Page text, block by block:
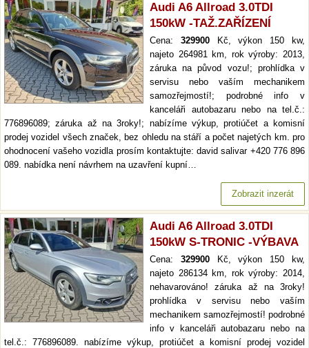
Audi A6 Allroad 3.0TDI
150kW -TAŽ.ZAŘÍZENÍ
Cena: 329900Kč, výkon 150 kw,
najeto 264981 km, rok výroby: 2013,
záruka na původ vozu!; prohlídka v
servisu nebo vaším mechanikem
samozřejmostí!; podrobné info v
kanceláři autobazaru nebo na tel.č.:
776896089; záruka až na 3roky!; nabízíme výkup, protiúčet a komisní
prodej vozidel všech značek, bez ohledu na stáří a počet najetých km. pro
ohodnocení vašeho vozidla prosím kontaktujte: david salivar +420 776 896
089. nabídka není návrhem na uzavření kupní…
Zobrazit inzerát
Audi A6 Allroad 3.0TDI
150kW S-TRONIC -VÝBAVA
Cena: 329900Kč, výkon 150 kw,
najeto 286134 km, rok výroby: 2014,
nehavarováno! záruka až na 3roky!
prohlídka v servisu nebo vaším
mechanikem samozřejmostí! podrobné
info v kanceláři autobazaru nebo na
tel.č.: 776896089. nabízíme výkup, protiúčet a komisní prodej vozidel